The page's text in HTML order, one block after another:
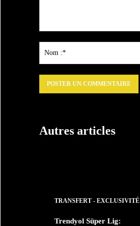
Autres articles
TRANSFERT - EXCLUSIVITÉ
Trendyol Süper Lig: